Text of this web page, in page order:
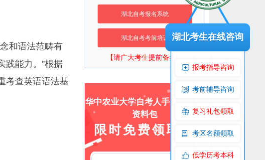
和语法范畴有
践能力。”根据
考查英语语法基
湖北自考报名系统
湖北自考考前培训
【请广大考生提前备考】
华中农业大学自考人手一份上岸
资料包
限时免费领取！
湖北考生在线咨询
报考指导咨询
考前辅导咨询
复习礼包领取
考区名额领取
低学历考本科